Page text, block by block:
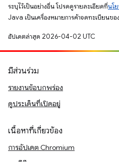
ระบุไว้เป็นอย่างอื่น โปรดดูรายละเอียดที่นโ
Java เป็นเครื่องหมายการค้าจดทะเบียนข
อัปเดตล่าสุด 2026-04-02 UTC
มีส่วนร่วม
รายงานข้อบกพร่อง
ดูประเด็นที่เปิดอยู่
เนื้อหาที่เกี่ยวข้อง
การอัปเดต Chromium